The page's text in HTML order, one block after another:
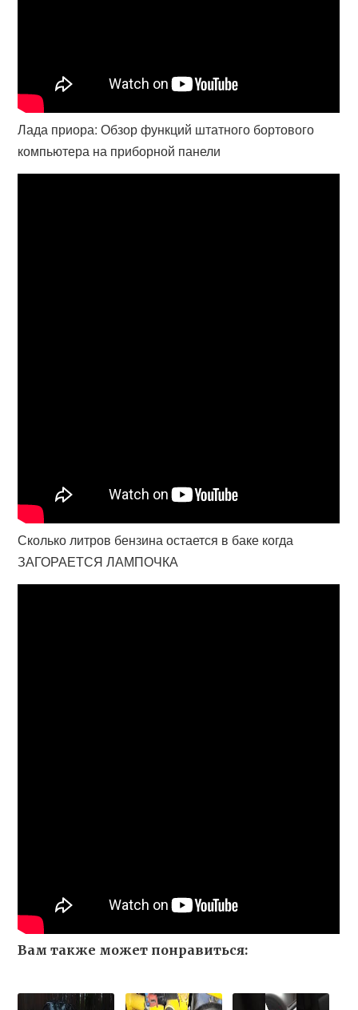
Лада приора: Обзор функций штатного бортового
компьютера на приборной панели
Сколько литров бензина остается в баке когда
ЗАГОРАЕТСЯ ЛАМПОЧКА
Вам также может понравиться: